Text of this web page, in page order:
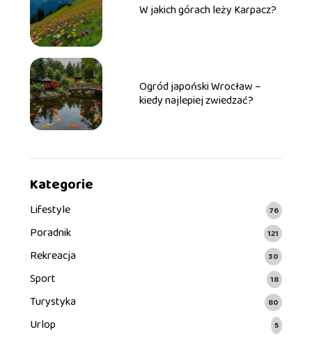
W jakich górach leży Karpacz?
Ogród japoński Wrocław –
kiedy najlepiej zwiedzać?
Kategorie
Lifestyle 76
Poradnik 121
Rekreacja 30
Sport 18
Turystyka 80
Urlop 5